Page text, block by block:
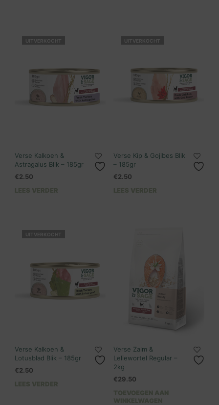
UITVERKOCHT
Verse Kalkoen &
Astragalus Blik – 185gr
€2.50
LEES VERDER
UITVERKOCHT
Verse Kip & Gojibes Blik
– 185gr
€2.50
LEES VERDER
UITVERKOCHT
Verse Kalkoen &
Lotusblad Blik – 185gr
€2.50
LEES VERDER
Verse Zalm &
Leliewortel Regular –
2kg
€29.50
TOEVOEGEN AAN
WINKELWAGEN